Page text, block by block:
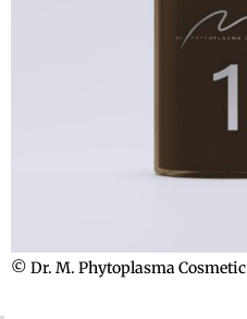
© Dr. M. Phytoplasma Cosmetic